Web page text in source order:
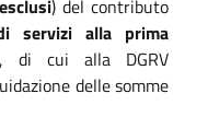
esclusi) del contributo
servizi alla prima
di cui alla DGRV
delle somme